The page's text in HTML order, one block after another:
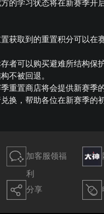
获取到的重置积分可以在
者可以购买避难所结构保
不被回退。
重置商店将会提供新赛季
换，帮助各位在新赛季的
加客服领福
利
分享